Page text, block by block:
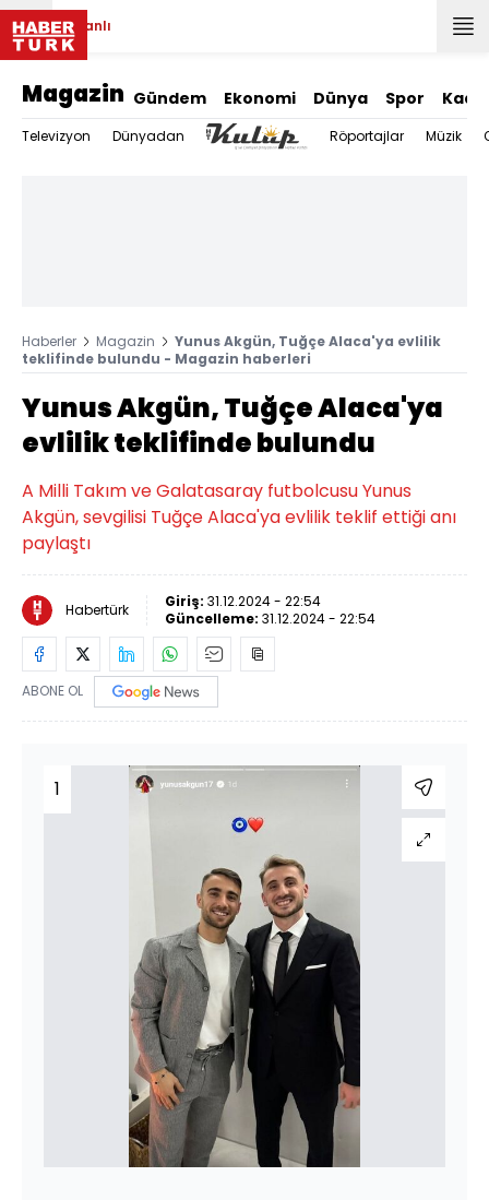
Canlı
Magazin Gündem Ekonomi Dünya Spor
Televizyon Dünyadan Röportajlar Müzik
Haberler Magazin
Yunus Akgün, Tuğçe Alaca'ya evlilik
teklifinde bulundu - Magazin haberleri
Yunus Akgün, Tuğçe Alaca'ya
evlilik teklifinde bulundu
A Milli Takım ve Galatasaray futbolcusu Yunus
Akgün, sevgilisi Tuğçe Alaca'ya evlilik teklif ettiği anı
paylaştı
Habertürk Giriş: 31.12.2024 - 22:54
Güncelleme: 31.12.2024 - 22:54
ABONE OL
1